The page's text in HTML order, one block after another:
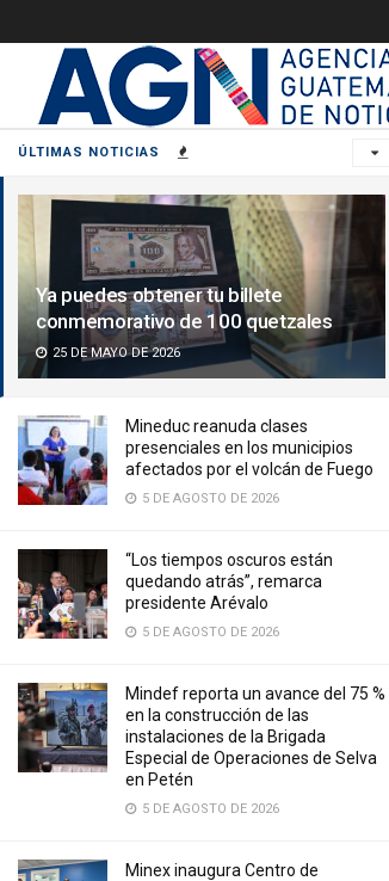
ÚLTIMAS NOTICIAS
Ya puedes obtener tu billete
conmemorativo de 100 quetzales
25 DE MAYO DE 2026
Mineduc reanuda clases
presenciales en los municipios
afectados por el volcán de Fuego
5 DE AGOSTO DE 2026
“Los tiempos oscuros están
quedando atrás”, remarca
presidente Arévalo
5 DE AGOSTO DE 2026
Mindef reporta un avance del 75 %
en la construcción de las
instalaciones de la Brigada
Especial de Operaciones de Selva
en Petén
5 DE AGOSTO DE 2026
Minex inaugura Centro de